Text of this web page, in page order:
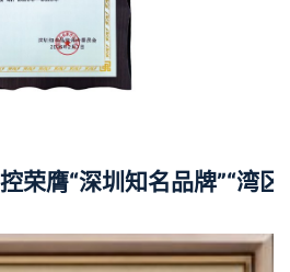
荣膺“深圳知名品牌”“湾